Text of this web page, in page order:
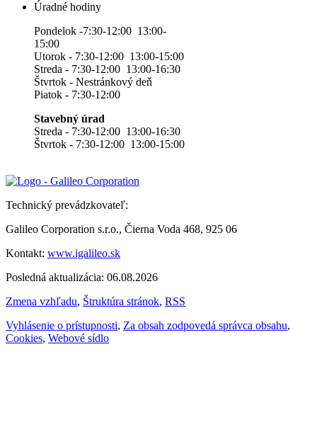
Úradné hodiny
Pondelok -7:30-12:00 13:00-
15:00
Utorok - 7:30-12:00 13:00-15:00
Streda - 7:30-12:00 13:00-16:30
Štvrtok - Nestránkový deň
Piatok - 7:30-12:00
Stavebný úrad
Streda - 7:30-12:00 13:00-16:30
Štvrtok - 7:30-12:00 13:00-15:00
Technický prevádzkovateľ:
Galileo Corporation s.r.o., Čierna Voda 468, 925 06
Kontakt: www.igalileo.sk
Posledná aktualizácia: 06.08.2026
Zmena vzhľadu, Štruktúra stránok, RSS
Vyhlásenie o prístupnosti, Za obsah zodpovedá správca obsahu,
Cookies, Webové sídlo